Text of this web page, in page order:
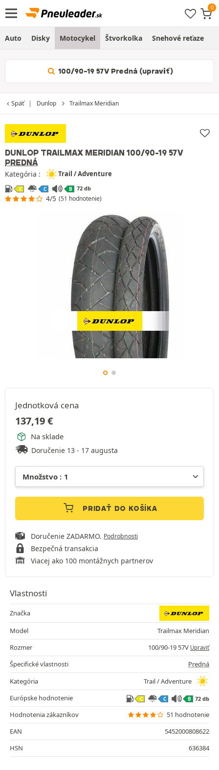
Auto Disky Motocykel Štvorkolka Snehové reťaze
100/90-19 57V Predná (upraviť)
Späť Dunlop Trailmax Meridian
DUNLOP TRAILMAX MERIDIAN 100/90-19 57V
PREDNÁ
Kategória : Trail / Adventure
C C B 72 db
4/5 (51 hodnotenie)
Jednotková cena
137,19€
Na sklade
Doručenie 13 - 17 augusta
PRIDAŤ DO KOŠÍKA
Doručenie ZADARMO. Podrobnosti
Bezpečná transakcia
Viacej ako 100 montážnych partnerov
Vlastnosti
Značka
Model
Trailmax Meridian
Rozmer
100/90-19 57V Upraviť
Špecifické vlastnosti
Predná
Kategória
Trail / Adventure
Európske hodnotenie
C C B 72 db
Hodnotenia zákazníkov
51 hodnotenie
EAN
5452000808622
HSN
636384